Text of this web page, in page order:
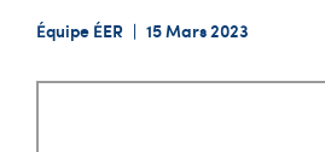
Équipe ÉER | 15 Mars 2023